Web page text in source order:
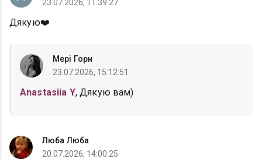
23.07.2026, 11:39:27
Дякую❤️
Мері Горн
23.07.2026, 15:12:51
Anastasiia Y, Дякую вам)
Люба Люба
20.07.2026, 14:00:25